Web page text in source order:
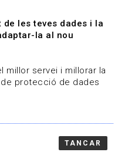
les teves dades i la
la al nou
servei i millorar la
protecció de dades
TANCAR